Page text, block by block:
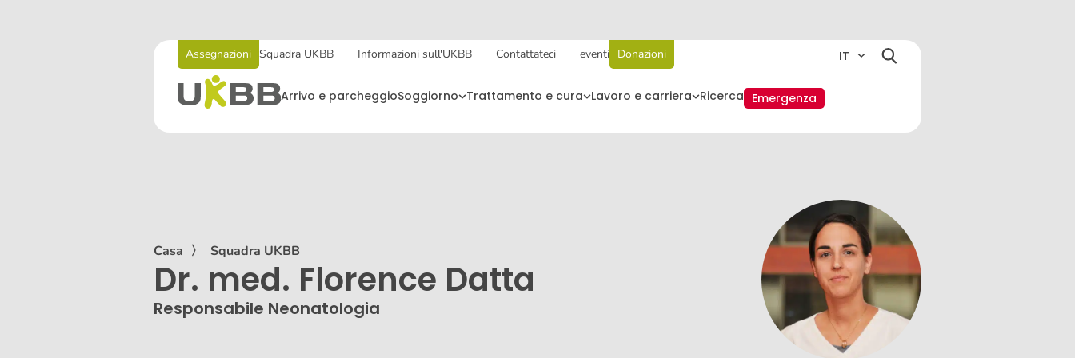
Assegnazioni Squadra UKBB Informazioni sull'UKBB Contattateci eventi Donazioni IT
Arrivo e parcheggioSoggiorno Trattamento e cura Lavoro e carriera Ricerca Emergenza
Casa 〉 Squadra UKBB
Dr. med. Florence Datta
Responsabile Neonatologia